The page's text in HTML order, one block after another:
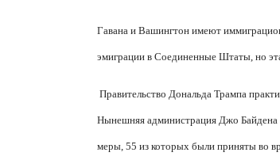
Гавана и Вашингтон имеют
эмиграции в Соединенные Штаты, но
Правительство Дональда Трампа
Нынешняя администрация Джо Байдена
меры, 55 из которых были приняты во